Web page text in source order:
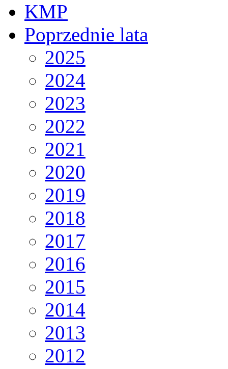
KMP
Poprzednie lata
2025
2024
2023
2022
2021
2020
2019
2018
2017
2016
2015
2014
2013
2012